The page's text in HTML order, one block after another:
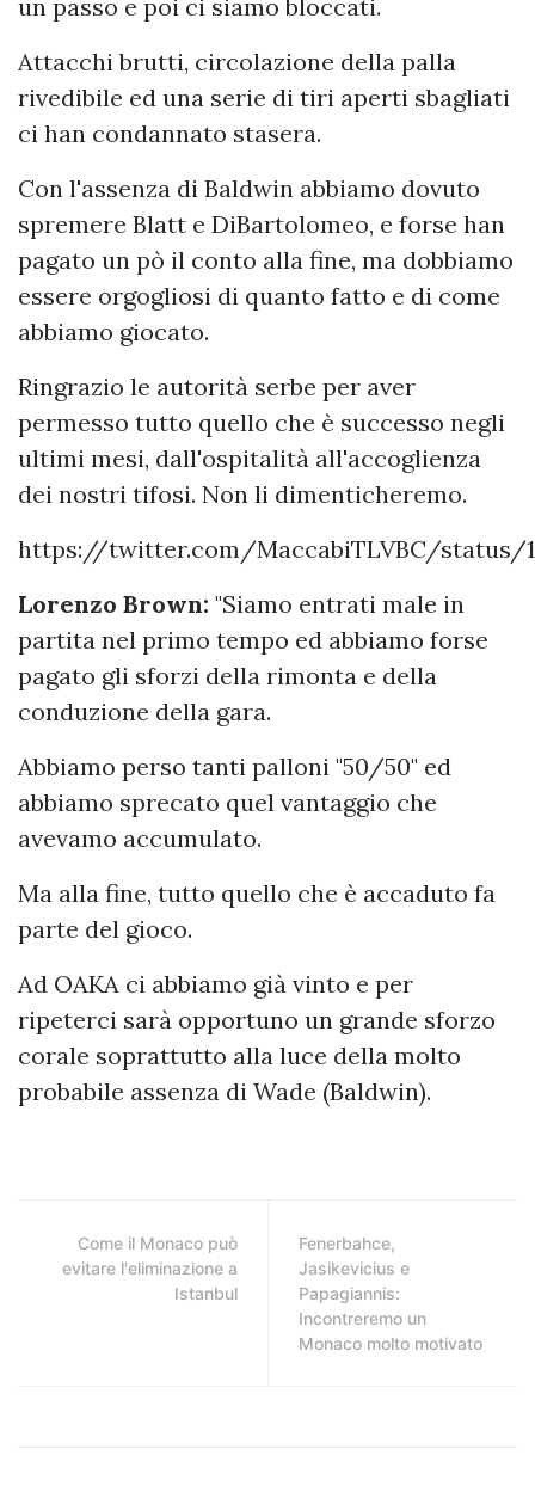
un passo e poi ci siamo bloccati.
Attacchi brutti, circolazione della palla
rivedibile ed una serie di tiri aperti sbagliati
ci han condannato stasera.
Con l'assenza di Baldwin abbiamo dovuto
spremere Blatt e DiBartolomeo, e forse han
pagato un pò il conto alla fine, ma dobbiamo
essere orgogliosi di quanto fatto e di come
abbiamo giocato.
Ringrazio le autorità serbe per aver
permesso tutto quello che è successo negli
ultimi mesi, dall'ospitalità all'accoglienza
dei nostri tifosi. Non li dimenticheremo.
https://twitter.com/MaccabiTLVBC/status/
Lorenzo Brown: "Siamo entrati male in
partita nel primo tempo ed abbiamo forse
pagato gli sforzi della rimonta e della
conduzione della gara.
Abbiamo perso tanti palloni "50/50" ed
abbiamo sprecato quel vantaggio che
avevamo accumulato.
Ma alla fine, tutto quello che è accaduto fa
parte del gioco.
Ad OAKA ci abbiamo già vinto e per
ripeterci sarà opportuno un grande sforzo
corale soprattutto alla luce della molto
probabile assenza di Wade (Baldwin).
Come il Monaco può
evitare l'eliminazione a
Istanbul
Fenerbahce,
Jasikevicius e
Papagiannis:
Incontreremo un
Monaco molto motivato